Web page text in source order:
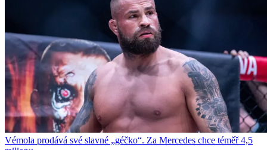
Vémola prodává své slavné „géčko“. Za Mercedes chce téměř 4,5